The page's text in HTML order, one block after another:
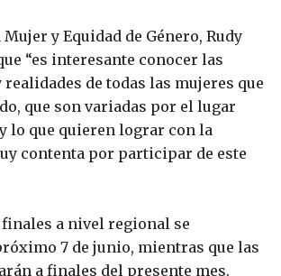
y Equidad de Género, Rudy
“es interesante conocer las
de todas las mujeres que
que son variadas por el lugar
lo que quieren lograr con la
contenta por participar de este
a nivel regional se
7 de junio, mientras que las
a finales del presente mes.